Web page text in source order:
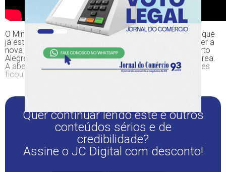
O Minuto Varejo acompanha a evolução das obras e o que
já está pronto no Mercado Paralelo, que já começa a ser a
nova atração no DC Shopping, no Quarto Distrito de Porto
Alegre. Na semana passada, evento já movimentou a área.
A abertura do empreendimento com todas as operações
ficou para começo de 2022.
Quer continuar lendo este e outros
conteúdos sérios e de
credibilidade?
Assine o JC Digital com desconto!